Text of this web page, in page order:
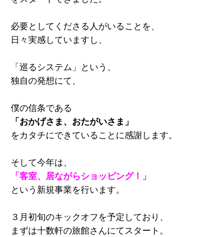
必要としてくださる人がいることを、
日々実感していますし、
「巡るシステム」という、
独自の発想にて、
僕の信条である
「おかげさま、おたがいさま」
をカタチにできていることに感謝します。
そして今年は、
「客室、居ながらショッピング！」
という新規事業を行います。
３月初旬のキックオフを予定しており、
まずは十数軒の旅館さんにてスタート。